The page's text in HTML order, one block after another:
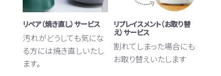
リペア（焼き直し）サービス
汚れがどうしても気にな
る方には焼き直しいたし
ます。
リプレイスメント（お取り替
え）サービス
割れてしまった場合にも
お取り替えいたします